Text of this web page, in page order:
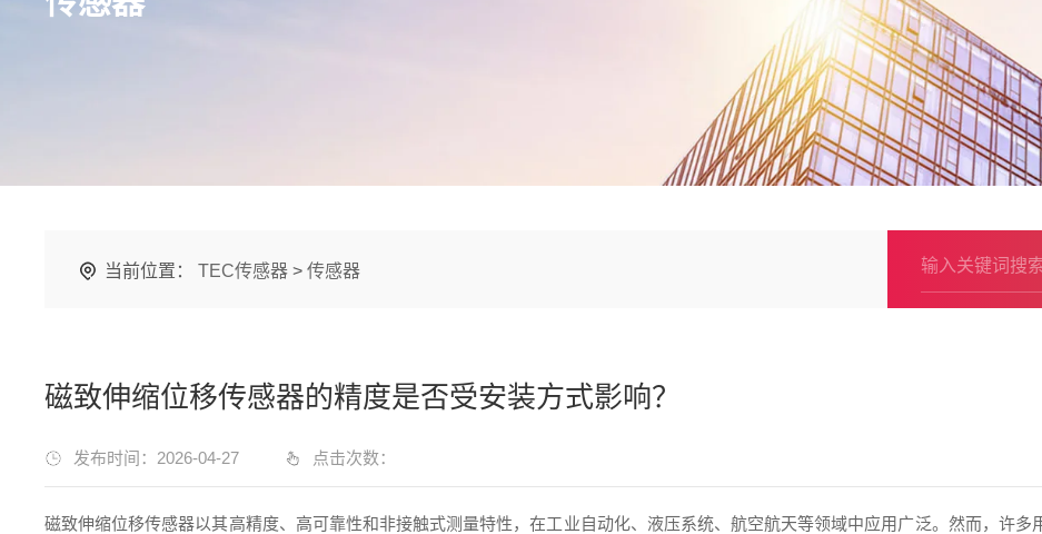
当前位置： TEC传感器 > 传感器
磁致伸缩位移传感器的精度是否受安装方式影响？
发布时间：2026-04-27 点击次数：
磁致伸缩位移传感器以其高精度、高可靠性和非接触式测量特性，在工业自动化、液压系统、航空航天等领域中应用广泛。然而，许